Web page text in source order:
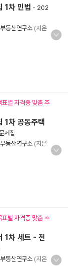
1차 민법 - 202
동산연구소 (지은
표별 자격증 맞춤 추
1차 공동주택
제집
동산연구소 (지은
표별 자격증 맞춤 추
1차 세트 - 전
동산연구소 (지은